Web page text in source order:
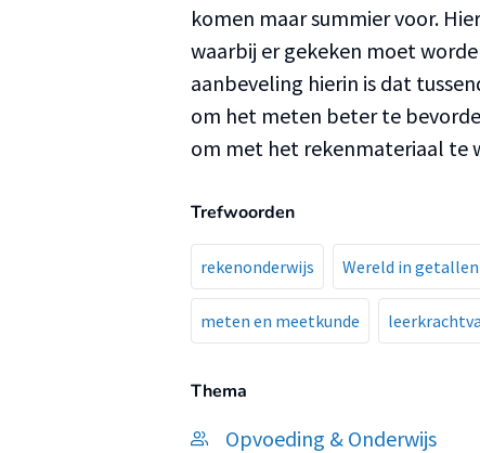
komen maar summier voor.
waarbij er gekeken moet
aanbeveling hierin is dat
om het meten beter te
om met het rekenmateriaal te
Trefwoorden
rekenonderwijs Wereld in getallen
meten en meetkunde
Thema
Opvoeding & Onderwijs